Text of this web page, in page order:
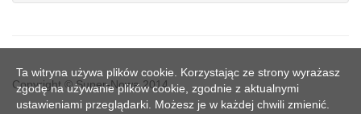
Copyright © Super-Nowa 2014
Ta witryna używa plików cookie. Korzystając ze strony wyrażasz
zgodę na używanie plików cookie, zgodnie z aktualnymi
ustawieniami przeglądarki. Możesz je w każdej chwili zmienić.